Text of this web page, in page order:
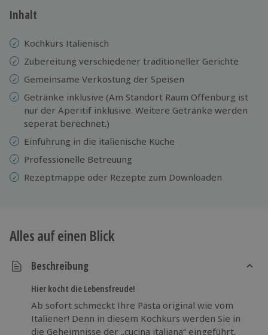
3 Jahre gültig & verlängerbar.
Inhalt
Kochkurs Italienisch
Zubereitung verschiedener traditioneller Gerichte
Gemeinsame Verkostung der Speisen
Getränke inklusive (Am Standort Raum Offenburg ist
nur der Aperitif inklusive. Weitere Getränke werden
seperat berechnet.)
Einführung in die italienische Küche
Professionelle Betreuung
Rezeptmappe oder Rezepte zum Downloaden
Alles auf einen Blick
Beschreibung
Hier kocht die Lebensfreude!
Ab sofort schmeckt Ihre Pasta original wie vom
Italiener! Denn in diesem Kochkurs werden Sie in
die Geheimnisse der „cucina italiana“ eingeführt.